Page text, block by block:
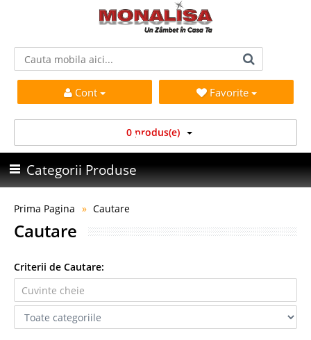
Cont Favorite
0 produs(e)
Categorii Produse
Prima Pagina Cautare
Cautare
Criterii de Cautare: